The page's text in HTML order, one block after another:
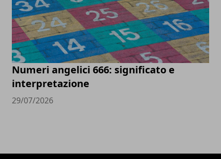
Numeri angelici 666: significato e
interpretazione
29/07/2026